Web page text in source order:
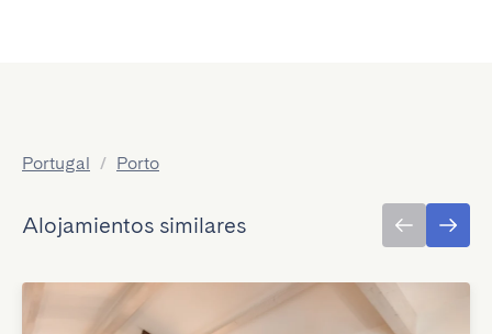
Portugal / Porto
Alojamientos similares